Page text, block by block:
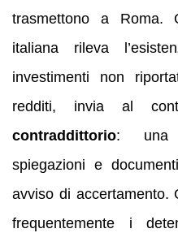
trasmettono a Roma.
italiana rileva
investimenti non
redditi, invia al
contraddittorio: una
spiegazioni e
avviso di accertamento.
frequentemente i